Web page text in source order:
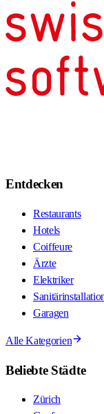
Entdecken
Restaurants
Hotels
Coiffeure
Ärzte
Elektriker
Garagen
Alle Kategorien
Beliebte Städte
Zürich